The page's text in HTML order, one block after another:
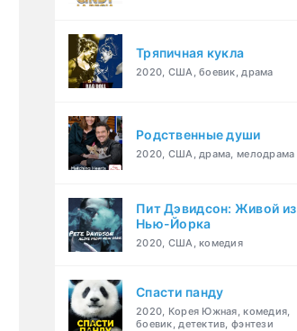
Тряпичная кукла
2020, США, боевик, драма
Родственные души
2020, США, драма, мелодрама
Пит Дэвидсон: Живой из
Нью-Йорка
2020, США, комедия
Спасти панду
2020, Корея Южная, комедия,
боевик, детектив, фэнтези